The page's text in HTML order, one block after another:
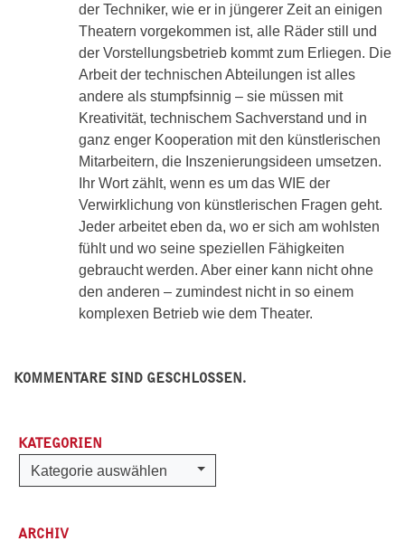
der Techniker, wie er in jüngerer Zeit an einigen
Theatern vorgekommen ist, alle Räder still und
der Vorstellungsbetrieb kommt zum Erliegen. Die
Arbeit der technischen Abteilungen ist alles
andere als stumpfsinnig – sie müssen mit
Kreativität, technischem Sachverstand und in
ganz enger Kooperation mit den künstlerischen
Mitarbeitern, die Inszenierungsideen umsetzen.
Ihr Wort zählt, wenn es um das WIE der
Verwirklichung von künstlerischen Fragen geht.
Jeder arbeitet eben da, wo er sich am wohlsten
fühlt und wo seine speziellen Fähigkeiten
gebraucht werden. Aber einer kann nicht ohne
den anderen – zumindest nicht in so einem
komplexen Betrieb wie dem Theater.
KOMMENTARE SIND GESCHLOSSEN.
KATEGORIEN
Kategorien
Kategorie auswählen
ARCHIV